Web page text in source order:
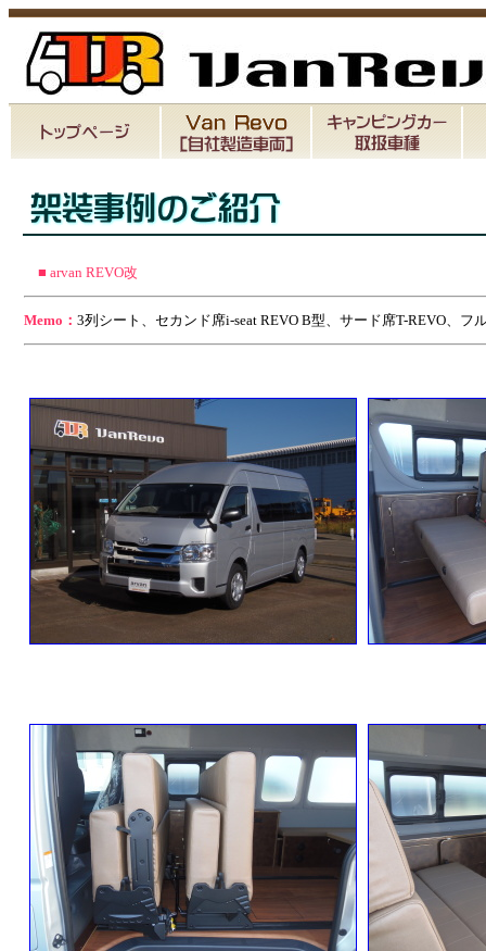
■ arvan REVO改
Memo： 3列シート、セカンド席i-seat REVO B型、サード席T-REVO、